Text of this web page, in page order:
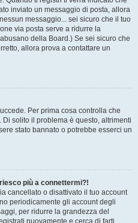
inviato un messaggio di posta, allora
messaggio... sei sicuro che il tuo
via posta serve a ridurre la
della Board.) Se sei sicuro che
allora prova a contattare un
Per prima cosa controlla che
solito il problema è questo, altrimenti
stato bannato o potrebbe esserci un
più a connettermi?!
cancellato o disattivato il tuo account
periodicamente gli account degli
per ridurre la grandezza del
nuovamente e cerca di farti